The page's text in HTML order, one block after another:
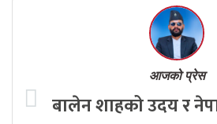
आजको प्रेस
बालेन शाहको उदय र